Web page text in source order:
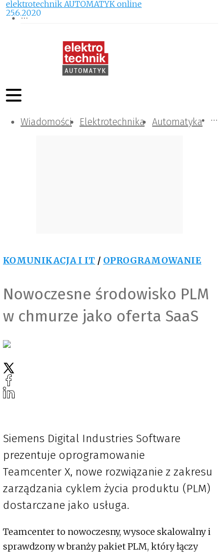
Wiadomości Elektrotechnika Automatyka
Komunikacja i IT
Kontrola
Tematy specjalne
KOMUNIKACJA I IT / OPROGRAMOWANIE
Nowoczesne środowisko PLM
w chmurze jako oferta SaaS
elektrotechnik AUTOMATYK online
25.6.2020
Siemens Digital Industries Software
prezentuje oprogramowanie
Teamcenter X, nowe rozwiązanie z zakresu
zarządzania cyklem życia produktu (PLM)
dostarczane jako usługa.
Teamcenter to nowoczesny, wysoce skalowalny i
sprawdzony w branży pakiet PLM, który łączy